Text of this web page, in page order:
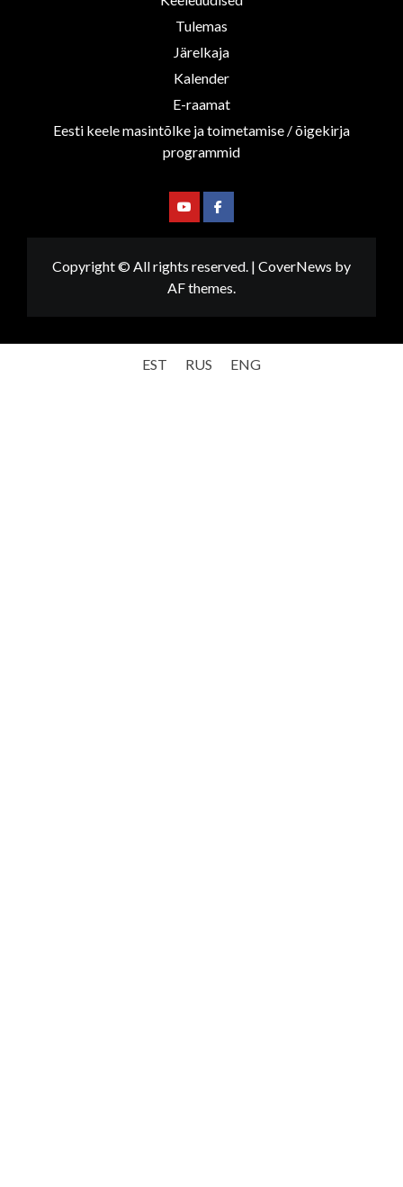
Tulemas
Järelkaja
Kalender
E-raamat
Eesti keele masintõlke ja toimetamise / õigekirja
programmid
YoutubeFacebook
Copyright © All rights reserved. | CoverNews by
AF themes.
EST RUS ENG